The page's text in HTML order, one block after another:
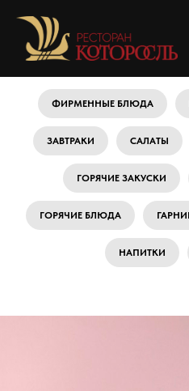
ФИРМЕННЫЕ БЛЮДА
ЗАВТРАКИ САЛАТЫ
ГОРЯЧИЕ ЗАКУСКИ
ГОРЯЧИЕ БЛЮДА
НАПИТКИ